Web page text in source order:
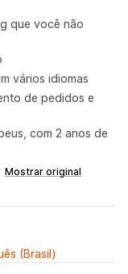
que você não
vários idiomas
de pedidos e
com 2 anos de
Mostrar original
(Brasil)